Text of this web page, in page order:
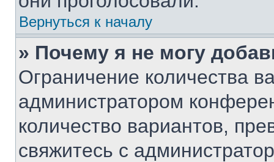
Вернуться к началу
» Почему я не могу
Ограничение количества
администратором
количество вариантов,
свяжитесь с